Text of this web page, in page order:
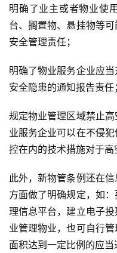
码
科
技
美
食
荐
教
资
讯
旅
游
明确了业主或者物业使
台、搁置物、悬挂物等
安全管理责任；
明确了物业服务企业应
安全隐患的通知报告责任；
规定物业管理区域禁止
业服务企业可以在不侵
控在内的技术措施对于高
此外，新物管条例还在
方面做了明确规定，如
理信息平台，建立电子
业管理物业，也可自行
面积达到一定比例的应当